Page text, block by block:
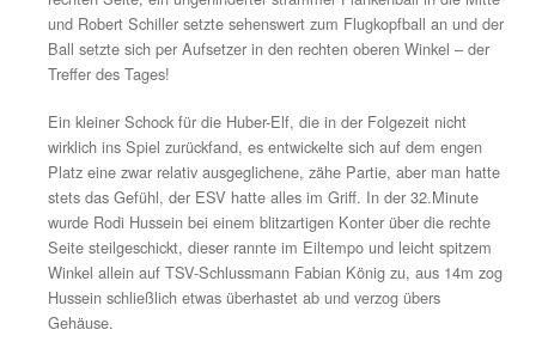
Bei Fritz-Walter-Wetter unter Flutlicht entführte der
am Freitag Abend drei Punkte aus Siegsdorf und
damit in der Tabelle der Bezirksliga Ost weiter nach
ersatzgeschwächten Hausherren versuchten von
hohem Tempo gegen die spielerisch stärkeren Gäste
dagegenzuhalten, in der 9.Minute dann auch der erste
Annäherungsversuch durch einen Kopfballaufsetzer
Wittmann, der die Kugel aber nicht richtig trifft. In der
traten dann auch die Gäste erstmals offensiv in
prompt hieß es 0:1! Ein schnell ausgeführter Freistoß
rechten Seite, ein ungehinderter strammer Flankenball